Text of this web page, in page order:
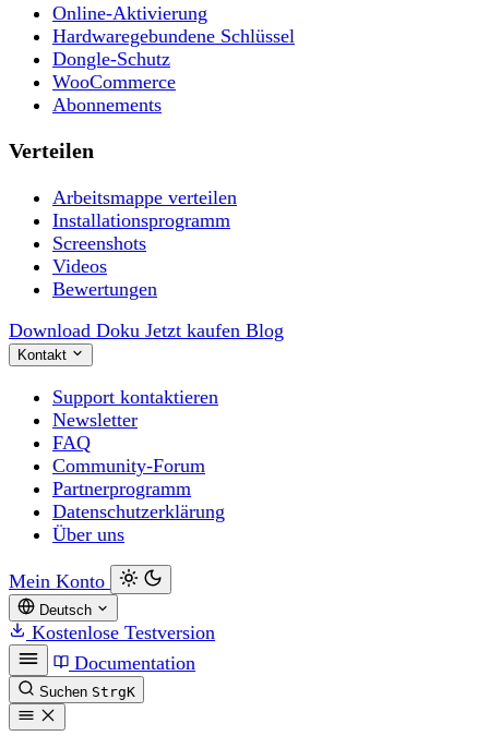
Online-Aktivierung
Hardwaregebundene Schlüssel
Dongle-Schutz
WooCommerce
Abonnements
Verteilen
Arbeitsmappe verteilen
Installationsprogramm
Screenshots
Videos
Bewertungen
Download Doku Jetzt kaufen Blog
Kontakt
Support kontaktieren
Newsletter
FAQ
Community-Forum
Partnerprogramm
Datenschutzerklärung
Über uns
Mein Konto
Deutsch
Kostenlose Testversion
Documentation
Suchen StrgK